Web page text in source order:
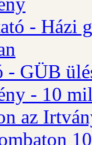
- Házi
- GÜB
- 10
az